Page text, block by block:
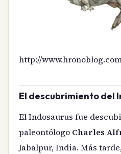
http://
El descubrimiento del
El Indosaurus fue
paleontólogo Charles
Jabalpur, India. Más